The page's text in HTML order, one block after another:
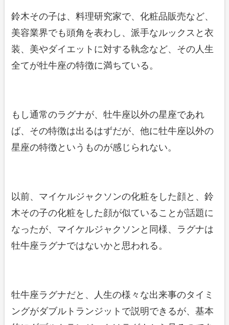
鈴木その子は、料理研究家で、化粧品販売など、
美容業界でも頭角を表わし、派手なルックスと衣
装、美やダイエットに対する執念など、その人生
全てが牡牛座の特徴に満ちている。
もし通常のラグナが、牡牛座以外の星座であれ
ば、その特徴は出るはずだが、他に牡牛座以外の
星座の特徴というものが感じられない。
以前、マイケルジャクソンの化粧をした顔と、鈴
木その子の化粧をした顔が似ていることが話題に
なったが、マイケルジャクソンと同様、ラグナは
牡牛座ラグナではないかと思われる。
牡牛座ラグナだと、人生の様々な出来事のタイミ
ングがダブルトランジットで説明できるが、基本